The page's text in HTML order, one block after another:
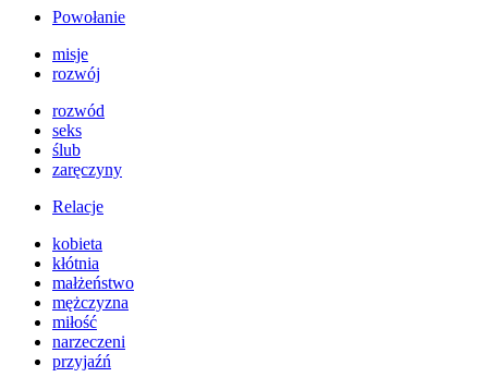
Powołanie
misje
rozwój
rozwód
seks
ślub
zaręczyny
Relacje
kobieta
kłótnia
małżeństwo
mężczyzna
miłość
narzeczeni
przyjaźń